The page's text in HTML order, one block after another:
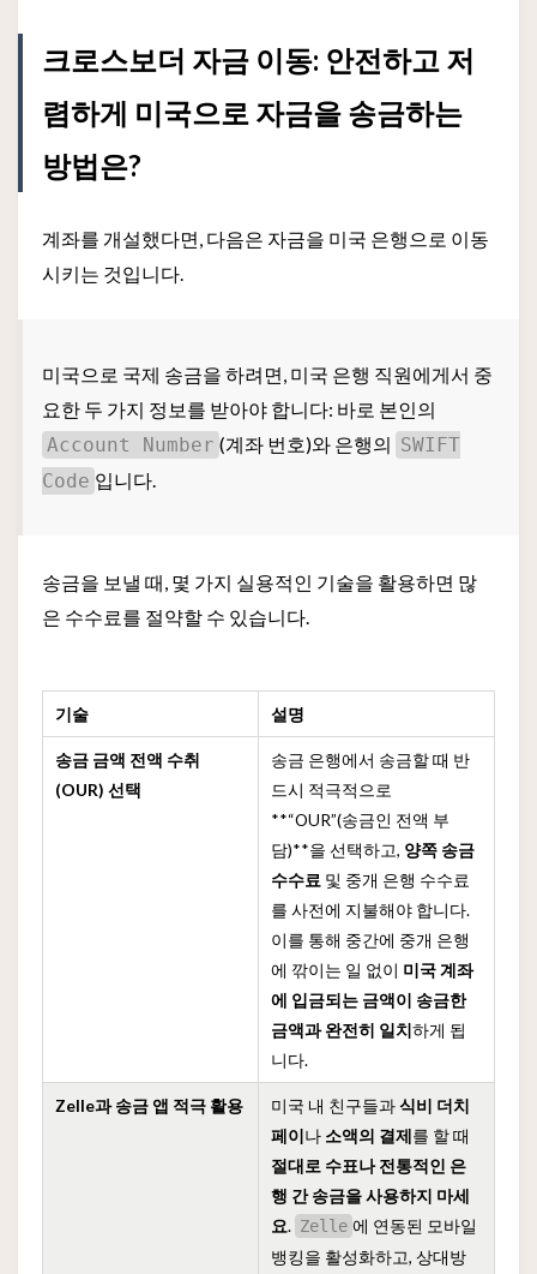
크로스보더 자금 이동: 안전하고 저
렴하게 미국으로 자금을 송금하는
방법은?
계좌를 개설했다면, 다음은 자금을 미국 은행으로 이동
시키는 것입니다.
미국으로 국제 송금을 하려면, 미국 은행 직원에게서 중
요한 두 가지 정보를 받아야 합니다: 바로 본인의
Account Number (계좌 번호)와 은행의 SWIFT
Code 입니다.
송금을 보낼 때, 몇 가지 실용적인 기술을 활용하면 많
은 수수료를 절약할 수 있습니다.
기술 설명
송금 금액 전액 수취
(OUR) 선택
송금 은행에서 송금할 때 반
드시 적극적으로
**“OUR”(송금인 전액 부
담)**을 선택하고, 양쪽 송금
수수료 및 중개 은행 수수료
를 사전에 지불해야 합니다.
이를 통해 중간에 중개 은행
에 깎이는 일 없이 미국 계좌
에 입금되는 금액이 송금한
금액과 완전히 일치하게 됩
니다.
Zelle과 송금 앱 적극 활용 미국 내 친구들과식비 더치
페이나 소액의 결제를 할 때
절대로 수표나 전통적인 은
행 간 송금을 사용하지 마세
요. Zelle 에 연동된 모바일
뱅킹을 활성화하고, 상대방